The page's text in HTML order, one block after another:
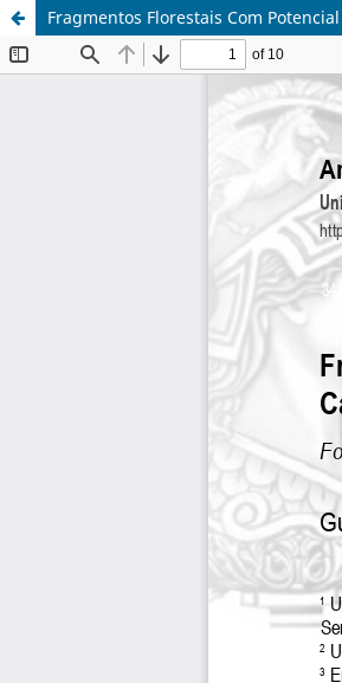
Fragmentos Florestais Com